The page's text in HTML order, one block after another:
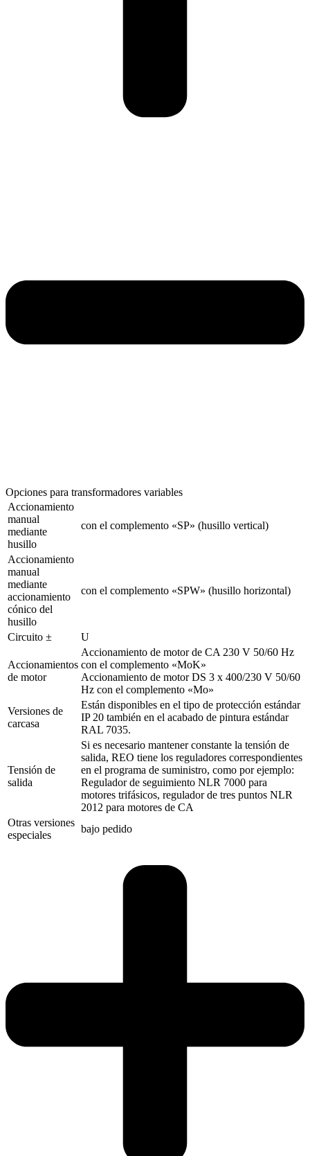
Opciones para transformadores variables
Accionamiento
manual
mediante
husillo
con el complemento «SP» (husillo vertical)
Accionamiento
manual
mediante
accionamiento
cónico del
husillo
con el complemento «SPW» (husillo horizontal)
Circuito ± U
Accionamientos
de motor
Accionamiento de motor de CA 230 V 50/60 Hz
con el complemento «MoK»
Accionamiento de motor DS 3 x 400/230 V 50/60
Hz con el complemento «Mo»
Versiones de
carcasa
Están disponibles en el tipo de protección estándar
IP 20 también en el acabado de pintura estándar
RAL 7035.
Tensión de
salida
Si es necesario mantener constante la tensión de
salida, REO tiene los reguladores correspondientes
en el programa de suministro, como por ejemplo:
Regulador de seguimiento NLR 7000 para
motores trifásicos, regulador de tres puntos NLR
2012 para motores de CA
Otras versiones
especiales
bajo pedido